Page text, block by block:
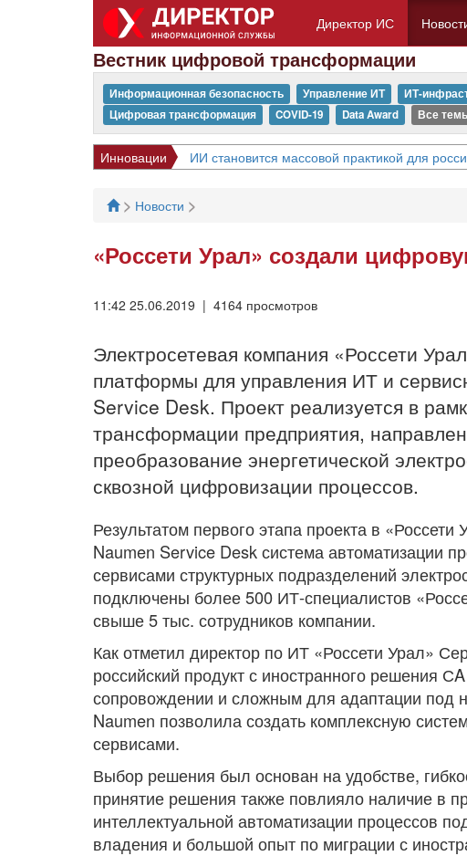
Директор ИС
Вестник цифровой трансформации
Информационная безопасность Управление ИТ ИТ-
Цифровая трансформация
COVID-19 Data Award Все
Инновации ИИ становится массовой практикой для
> Новости >
«Россети Урал» создали
11:42 25.06.2019 | 4164 просмотров
Электросетевая компания «Россети
платформы для управления ИТ и
Service Desk. Проект реализуется в
трансформации предприятия,
преобразование энергетической
сквозной цифровизации процессов.
Результатом первого этапа проекта в
Naumen Service Desk система автоматизации
сервисами структурных подразделений
подключены более 500 ИТ-специалистов
свыше 5 тыс. сотрудников компании.
Как отметил директор по ИТ «Россети Урал»
российский продукт с иностранного решения
сопровождении и сложным для адаптации под
Naumen позволила создать комплексную
сервисами.
Выбор решения был основан на удобстве,
принятие решения также повлияло наличие в
интеллектуальной автоматизации процессов
владения и большой опыт по миграции с